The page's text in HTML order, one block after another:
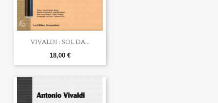
VIVALDI : SOL DA...
18,00 €